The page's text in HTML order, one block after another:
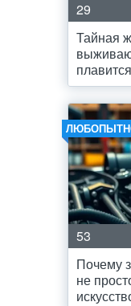
29
Тайная
плавится
53
Почему
не